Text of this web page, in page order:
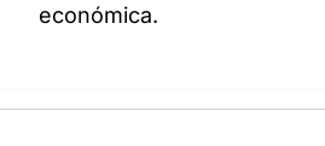
económica.